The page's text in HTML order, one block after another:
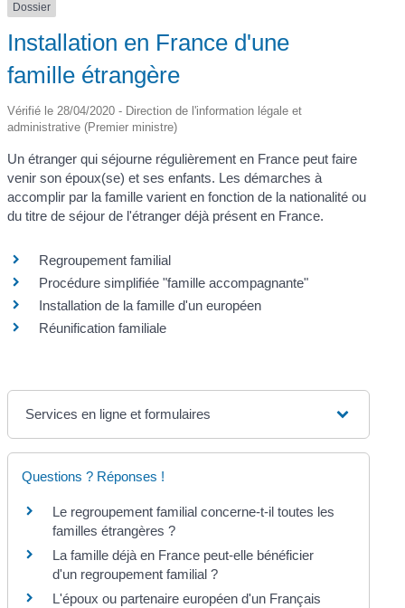
Dossier
Installation en France d'une
famille étrangère
Vérifié le 28/04/2020 - Direction de l'information légale et
administrative (Premier ministre)
Un étranger qui séjourne régulièrement en France peut faire
venir son époux(se) et ses enfants. Les démarches à
accomplir par la famille varient en fonction de la nationalité ou
du titre de séjour de l'étranger déjà présent en France.
Regroupement familial
Procédure simplifiée "famille accompagnante"
Installation de la famille d'un européen
Réunification familiale
Services en ligne et formulaires
Questions ? Réponses !
Le regroupement familial concerne-t-il toutes les
familles étrangères ?
La famille déjà en France peut-elle bénéficier
d'un regroupement familial ?
L'époux ou partenaire européen d'un Français